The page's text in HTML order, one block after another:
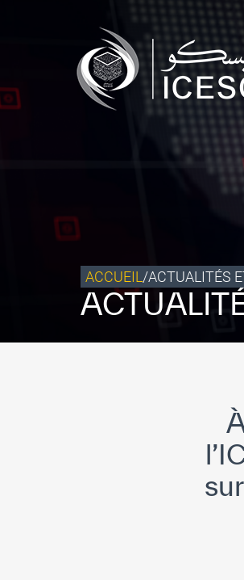
Qui
Ce que
Notre
Données
Centre des
S’engager
ACCUEIL /ACTUALITÉS